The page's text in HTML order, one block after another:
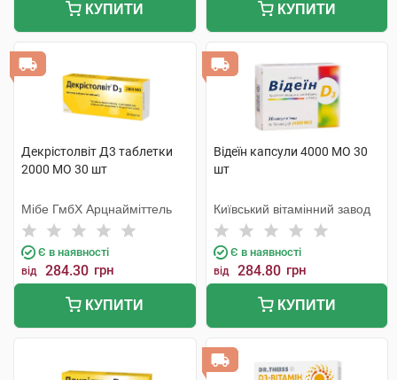
КУПИТИ КУПИТИ
Декрістолвіт Д3 таблетки
2000 МО 30 шт
Мібе ГмбХ Арцнайміттель
Є в наявності
від 284.30 грн
КУПИТИ
Відеїн капсули 4000 МО 30
шт
Київський вітамінний завод
Є в наявності
від 284.80 грн
КУПИТИ